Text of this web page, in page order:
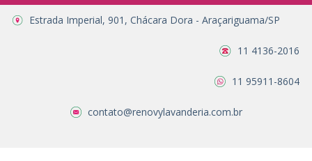
Estrada Imperial, 901, Chácara Dora - Araçariguama/SP
11 4136-2016
11 95911-8604
contato@renovylavanderia.com.br